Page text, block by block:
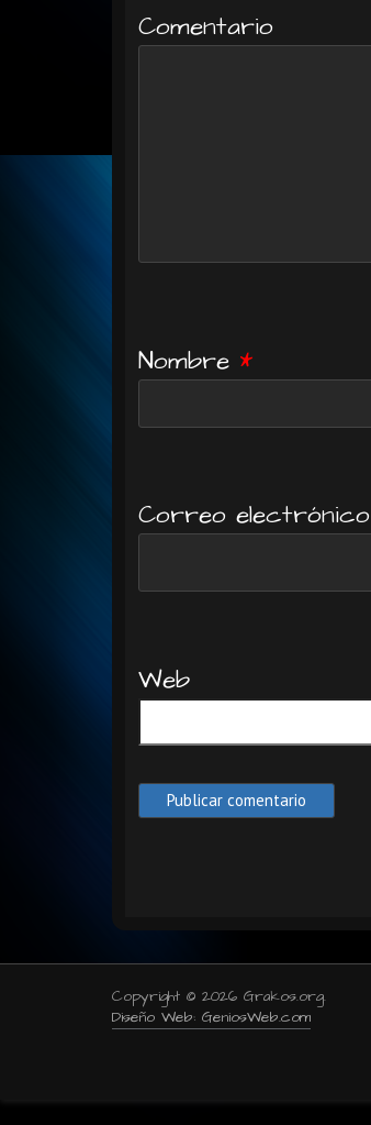
Comentario
Nombre *
Correo electrónico
Web
Copyright © 2026 Grakos.org.
Diseño Web: GeniosWeb.com